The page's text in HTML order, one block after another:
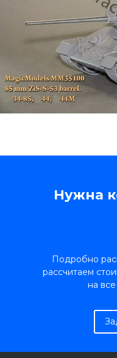
Нужна
Подробно
рассчитаем
на